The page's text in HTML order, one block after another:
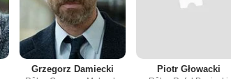
Grzegorz Damiecki Piotr Głowacki